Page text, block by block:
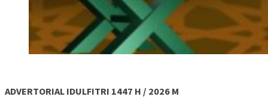
ADVERTORIAL IDULFITRI 1447 H / 2026 M